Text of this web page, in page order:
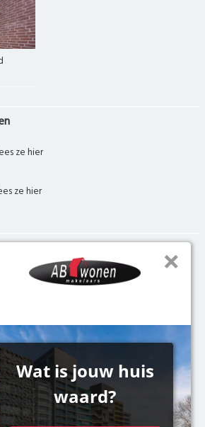
ze hier
ze hier
maken we gebruik van cookies
vergelijkbare technieken. Door deze
of door gebruik te blijven
website weten we dat je hiermee